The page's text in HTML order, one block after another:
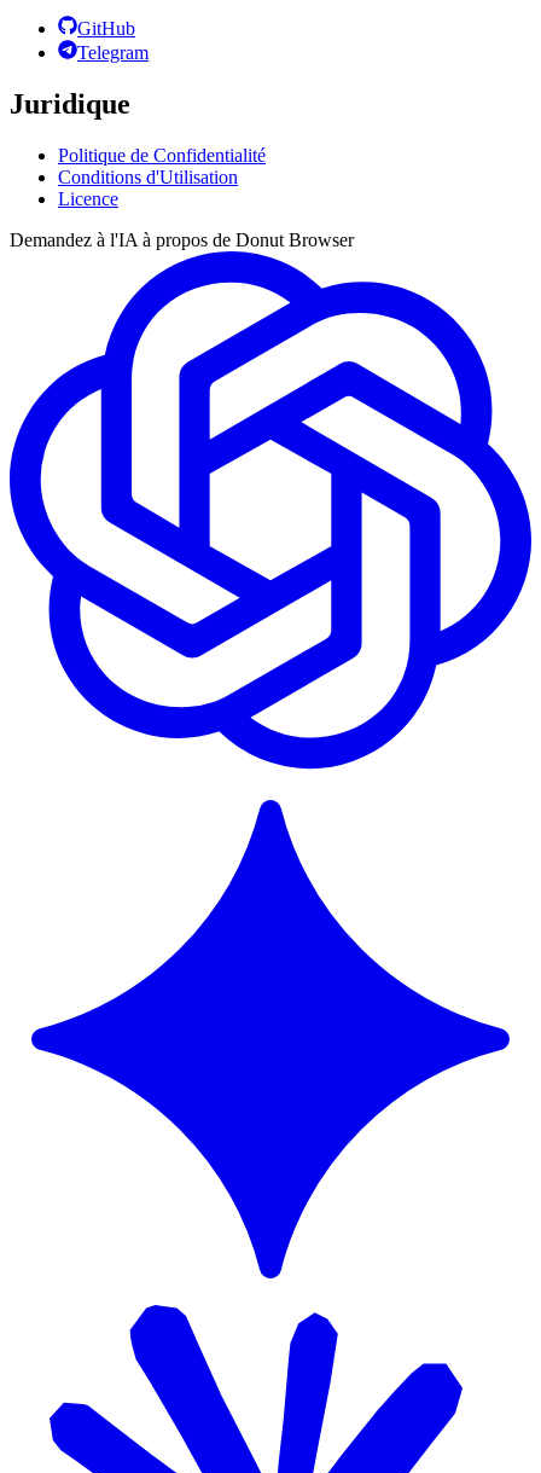
GitHub
Telegram
Juridique
Politique de Confidentialité
Conditions d'Utilisation
Licence
Demandez à l'IA à propos de Donut Browser